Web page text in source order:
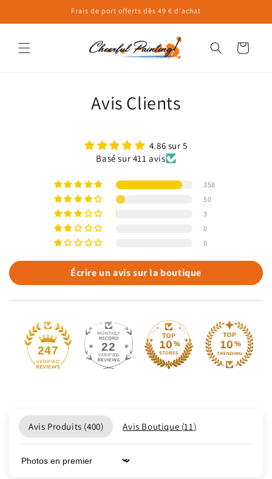
au
Frais de port offerts dès 49 € d'achat
Panier
Avis Clients
4.86 sur 5
Basé sur 411 avis
358
50
3
0
0
Écrire un avis sur la boutique
247 22
Avis Produits (400) Avis Boutique (11 )
Sort by